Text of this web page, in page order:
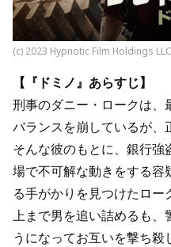
(c) 2023 Hypnotic Film Holdings
【『ドミノ』あらすじ】
刑事のダニー・ロークは
バランスを崩しているが、
そんな彼のもとに、銀行
場で不可解な動きをする容
る手がかりを見つけたロ
上まで男を追い詰めるも、
うになってお互いを撃ち